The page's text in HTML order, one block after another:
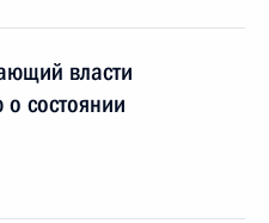
власти
состоянии